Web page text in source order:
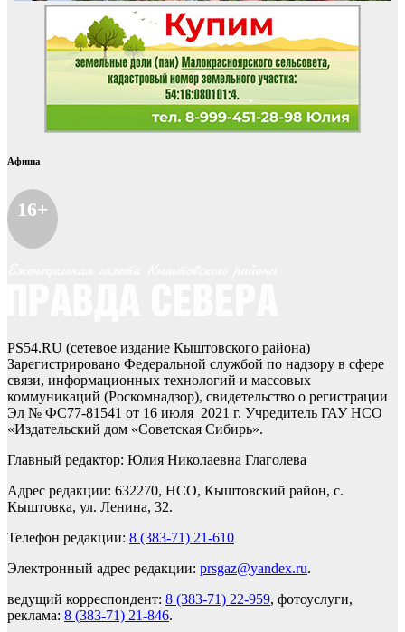
Афиша
16+
PS54.RU (сетевое издание Кыштовского района)
Зарегистрировано Федеральной службой по надзору в сфере
связи, информационных технологий и массовых
коммуникаций (Роскомнадзор), свидетельство о регистрации
Эл № ФС77-81541 от 16 июля 2021 г. Учредитель ГАУ НСО
«Издательский дом «Советская Сибирь».
Главный редактор: Юлия Николаевна Глаголева
Адрес редакции: 632270, НСО, Кыштовский район, с.
Кыштовка, ул. Ленина, 32.
Телефон редакции: 8 (383-71) 21-610
Электронный адрес редакции: prsgaz@yandex.ru.
ведущий корреспондент: 8 (383-71) 22-959, фотоуслуги,
реклама: 8 (383-71) 21-846.